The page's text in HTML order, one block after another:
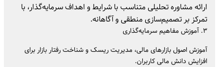
ارائه مشاوره تحلیلی متناسب با شرایط و اهداف سرمایه‌گذار، با
تمرکز بر تصمیم‌سازی منطقی و آگاهانه.
۳. آموزش مفاهیم سرمایه‌گذاری
آموزش اصول بازارهای مالی، مدیریت ریسک و شناخت رفتار بازار برای
افزایش دانش مالی کاربران.